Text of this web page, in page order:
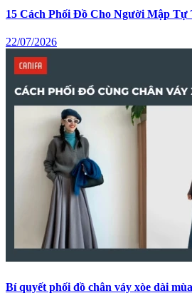
15 Cách Phối Đồ Cho Người Mập Tự
22/07/2026
Bí quyết phối đồ chân váy xòe dài